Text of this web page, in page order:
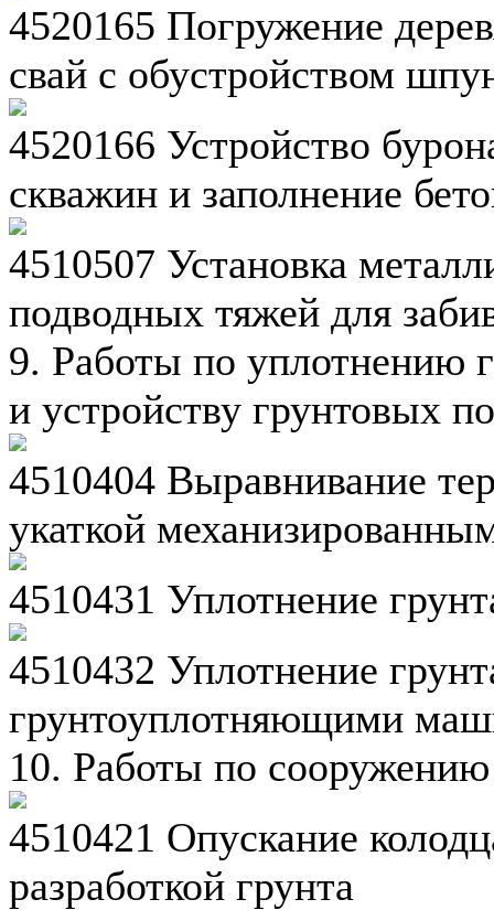
4520165 Погружение
свай с обустройством
4520166 Устройство
скважин и заполнение
4510507 Установка
подводных тяжей для
9. Работы по уплотнению
и устройству грунтовых
4510404 Выравнивание
укаткой
4510431 Уплотнение
4510432 Уплотнение
грунтоуплотняющими
10. Работы по
4510421 Опускание
разработкой грунта